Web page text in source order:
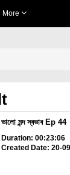
More
ভালো মন্দ স্বভাব Ep 44
Duration: 00:23:06
Created Date: 20-